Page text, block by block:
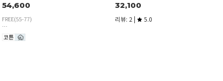
54,600
FREE(55-77)
32,100
리뷰: 2 | 5.0